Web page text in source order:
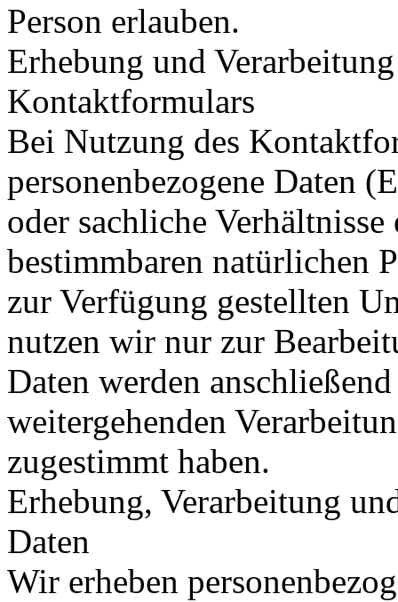
Person erlauben.
Erhebung und
Kontaktformulars
Bei Nutzung des
personenbezogene Daten
oder sachliche
bestimmbaren natürlichen
zur Verfügung gestellten
nutzen wir nur zur
Daten werden
weitergehenden
zugestimmt haben.
Erhebung, Verarbeitung
Daten
Wir erheben